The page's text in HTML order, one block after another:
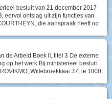
besluit van 21 december 2017
eervol ontslag uit zijn functies van
die aanspraak heeft op
de Arbeid Boek II, titel 3 De externe
op het werk Bij ministerieel besluit
Willebroekkaai 37, te 1000